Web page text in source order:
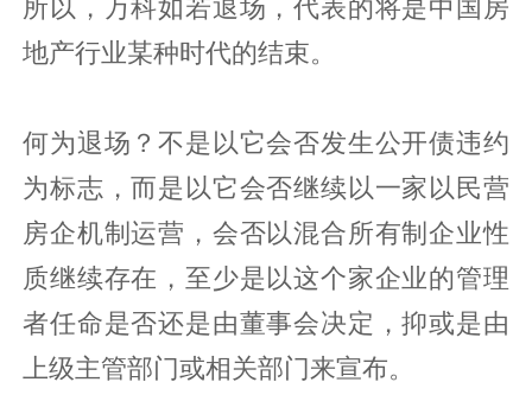
所以，万科如若退场，代表的将是中国房
地产行业某种时代的结束。
何为退场？不是以它会否发生公开债违约
为标志，而是以它会否继续以一家以民营
房企机制运营，会否以混合所有制企业性
质继续存在，至少是以这个家企业的管理
者任命是否还是由董事会决定，抑或是由
上级主管部门或相关部门来宣布。